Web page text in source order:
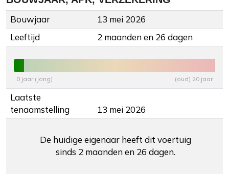
Bouwjaar
13 mei 2026
Leeftijd
2 maanden en 26 dagen
0 jaar (jong) (oud) 20 jaar
Laatste
tenaamstelling
13 mei 2026
De huidige eigenaar heeft dit voertuig
sinds 2 maanden en 26 dagen.